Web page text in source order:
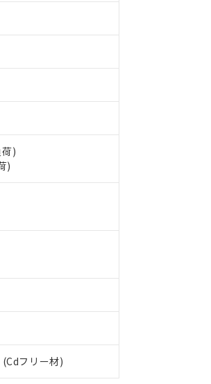
)
)
フリー材)
利用ください。
商品の当社在庫状況および標準価格(税抜)を
含有に対応した製品が提供可能な商品です。
有に対応した製品に切り替える予定のある商
非含有に非対応の商品で、対応品を出す予
物質有無と関係のない商品です。
たものが、含有品と判明した場合などやむ
基準値以下であることを示します。
基準値を超えていることを示します。
為替および外国貿易法に定める商品（以下｢